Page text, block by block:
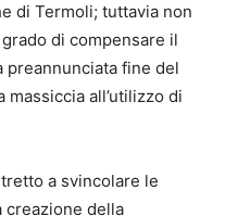
di Termoli; tuttavia non
di compensare il
preannunciata fine del
all’utilizzo di
a svincolare le
creazione della